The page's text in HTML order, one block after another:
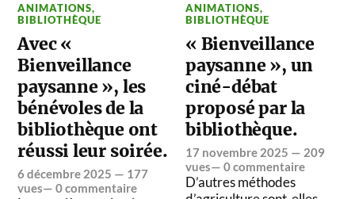
ANIMATIONS,
BIBLIOTHÈQUE
Avec «
Bienveillance
paysanne », les
bénévoles de la
bibliothèque ont
réussi leur soirée.
6 décembre 2025 — 177
vues—0 commentaire
ANIMATIONS,
BIBLIOTHÈQUE
« Bienveillance
paysanne », un
ciné-débat
proposé par la
bibliothèque.
17 novembre 2025 — 209
vues—0 commentaire
D’autres méthodes